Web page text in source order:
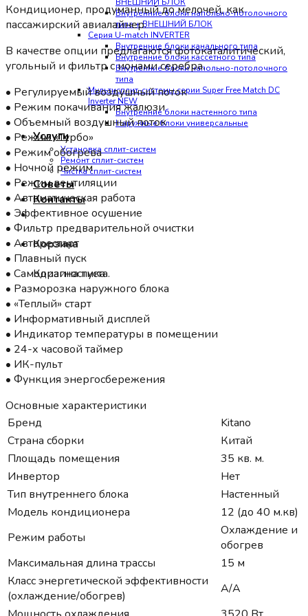
Внутренние блоки напольно-потолочного
типа + ВНЕШНИЙ БЛОК
Серия U-match INVERTER
Внутренние блоки канального типа
Внутренние блоки кассетного типа
Внутренние блоки напольно-потолочного
типа
Мультисплит-системы серии Super Free Match DC
Inverter NEW
Внутренние блоки настенного типа
Наружные блоки универсальные
Услуги
Установка сплит-систем
Ремонт сплит-систем
Чистка сплит-систем
Советы
Контакты
Корзина
Корзина пуста.
Кондиционер, продуманный до мелочей, как
пассажирский авиалайнер.
В качестве опции предлагаются фотокаталитический,
угольный и фильтр с ионами серебра.
• Регулируемый воздушный поток
• Режим покачивания жалюзи
• Объемный воздушный поток
• Режим «Турбо»
• Режим обогрева
• Ночной режим
• Режим вентиляции
• Автоматическая работа
• Эффективное осушение
• Фильтр предварительной очистки
• Авторестарт
• Плавный пуск
• Самодиагностика
• Разморозка наружного блока
• «Теплый» старт
• Информативный дисплей
• Индикатор температуры в помещении
• 24-х часовой таймер
• ИК-пульт
• Функция энергосбережения
Основные характеристики
Бренд
Kitano
Страна сборки
Китай
Площадь помещения
35 кв. м.
Инвертор
Нет
Тип внутреннего блока
Настенный
Модель кондиционера
12 (до 40 м.кв)
Режим работы
Охлаждение и
обогрев
Максимальная длина трассы
15 м
Класс энергетической эффективности
(охлаждение/обогрев)
A/A